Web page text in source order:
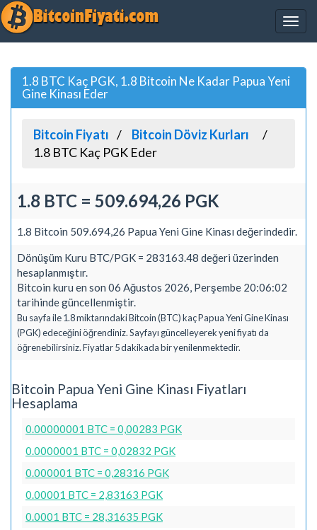
1.8 BTC Kaç PGK, 1.8 Bitcoin Ne Kadar Papua Yeni
Gine Kinası Eder
Bitcoin Fiyatı
Bitcoin Döviz Kurları
1.8 BTC Kaç PGK Eder
1.8 BTC = 509.694,26 PGK
1.8 Bitcoin 509.694,26 Papua Yeni Gine Kinası değerindedir.
Dönüşüm Kuru BTC/PGK = 283163.48 değeri üzerinden
hesaplanmıştır.
Bitcoin kuru en son 06 Ağustos 2026, Perşembe 20:06:02
tarihinde güncellenmiştir.
Bu sayfa ile 1.8 miktarındaki Bitcoin (BTC) kaç Papua Yeni Gine Kinası
(PGK) edeceğini öğrendiniz. Sayfayı güncelleyerek yeni fiyatı da
öğrenebilirsiniz. Fiyatlar 5 dakikada bir yenilenmektedir.
Bitcoin Papua Yeni Gine Kinası Fiyatları
Hesaplama
0.00000001 BTC = 0,00283 PGK
0.0000001 BTC = 0,02832 PGK
0.000001 BTC = 0,28316 PGK
0.00001 BTC = 2,83163 PGK
0.0001 BTC = 28,31635 PGK